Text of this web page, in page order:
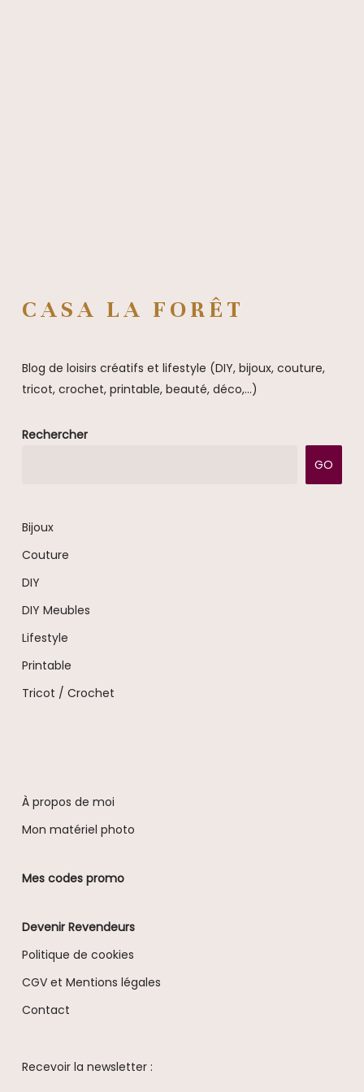
CASA LA FORÊT
Blog de loisirs créatifs et lifestyle (DIY, bijoux, couture,
tricot, crochet, printable, beauté, déco,...)
Rechercher
GO
Bijoux
Couture
DIY
DIY Meubles
Lifestyle
Printable
Tricot / Crochet
À propos de moi
Mon matériel photo
Mes codes promo
Devenir Revendeurs
Politique de cookies
CGV et Mentions légales
Contact
Recevoir la newsletter :